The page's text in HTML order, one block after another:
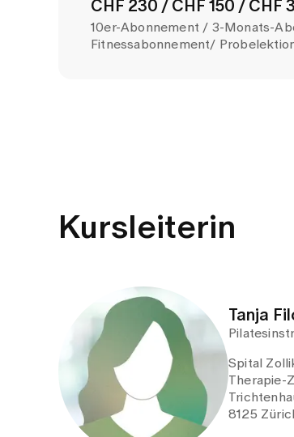
CHF 230 / CHF 150 / CHF
10er-Abonnement / 3-Monats-
Fitnessabonnement/
Kursleiterin
Tanja
Spital
Therapie-
8125